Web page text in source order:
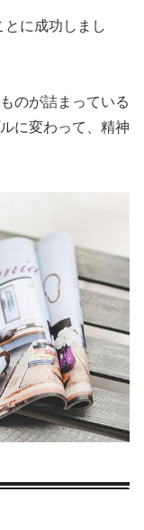
に成功しまし
のが詰まっている
に変わって、精神